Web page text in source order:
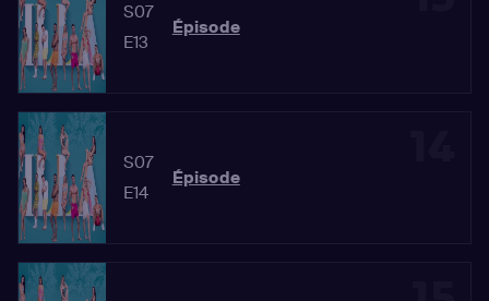
S07
E13
Épisode
S07
E14
Épisode